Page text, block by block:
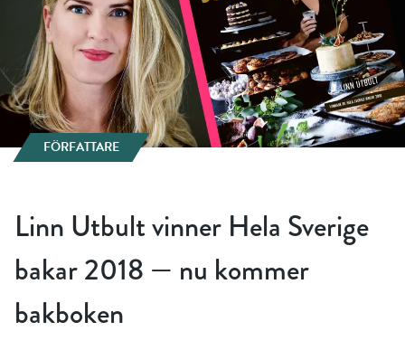
FÖRFATTARE
Linn Utbult vinner Hela Sverige
bakar 2018 — nu kommer
bakboken